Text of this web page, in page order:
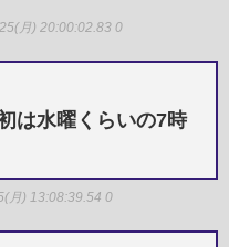
月) 20:00:02.83 0
は水曜くらいの7時
月) 13:08:39.54 0